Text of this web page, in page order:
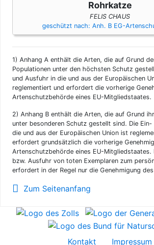
Rohrkatze
FELIS CHAUS
geschützt nach: Anh. B EG-
1) Anhang A enthält die Arten, die auf Grund
Populationen unter den höchsten Schutz
und Ausfuhr in die und aus der Europäischen
reglementiert und erfordert die vorherige
Artenschutzbehörde eines EU-Mitgliedstaates.
2) Anhang B enthält die Arten, die auf Grund
unter besonderen Schutz gestellt sind. Die
die und aus der Europäischen Union ist
erfordert grundsätzlich die vorherige
Artenschutzbehörde eines EU-Mitgliedstaates.
bzw. Ausfuhr von toten Exemplaren zum
erfordert in der Regel nur die Genehmigung
Zum Seitenanfang
Kontakt Impressum